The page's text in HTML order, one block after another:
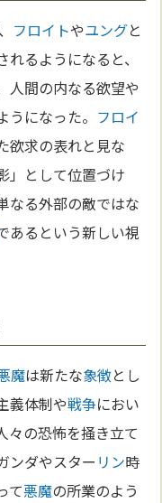
フロイトやユングと
るようになると、
人間の内なる欲望や
うになった。 フロイ
欲求の表れと見な
」として位置づけ
なる外部の敵ではな
あるという新しい視
魔は新たな象徴とし
義体制や戦争におい
々の恐怖を掻き立て
ンダやスター リン時
て悪魔の所業のよう